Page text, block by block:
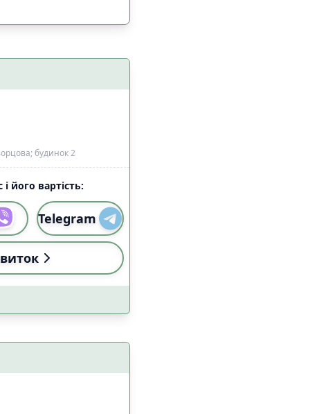
(18:00-22:59) 4
(18:00-22:59) 4
будинок 2
його вартість:
Telegram